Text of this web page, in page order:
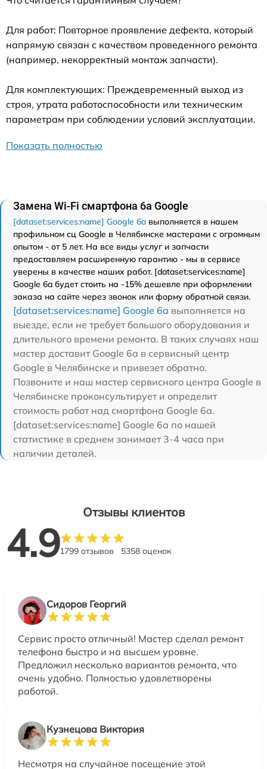
Для работ: Повторное проявление дефекта, который
напрямую связан с качеством проведенного ремонта
(например, некорректный монтаж запчасти).
Для комплектующих: Преждевременный выход из
строя, утрата работоспособности или техническим
параметрам при соблюдении условий эксплуатации.
Показать полностью
Замена Wi-Fi смартфона 6a Google
[dataset:services:name] Google 6a выполняется в нашем
профильном сц Google в Челябинске мастерами с огромным
опытом - от 5 лет. На все виды услуг и запчасти
предоставляем расширенную гарантию - мы в сервисе
уверены в качестве наших работ. [dataset:services:name]
Google 6a будет стоить на -15% дешевле при оформлении
заказа на сайте через звонок или форму обратной связи.
[dataset:services:name] Google 6a выполняется на
выезде, если не требует большого оборудования и
длительного времени ремонта. В таких случаях наш
мастер доставит Google 6a в сервисный центр
Google в Челябинске и привезет обратно.
Позвоните и наш мастер сервисного центра Google в
Челябинске проконсультирует и определит
стоимость работ над смартфона Google 6a.
[dataset:services:name] Google 6a по нашей
статистике в среднем занимает 3-4 часа при
наличии деталей.
Отзывы клиентов
4.91799 отзывов 5358 оценок
Сидоров Георгий
Сервис просто отличный! Мастер сделал ремонт
телефона быстро и на высшем уровне.
Предложил несколько вариантов ремонта, что
очень удобно. Полностью удовлетворены
работой.
Кузнецова Виктория
Несмотря на случайное посещение этой